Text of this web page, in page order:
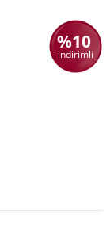
%10
indirimli